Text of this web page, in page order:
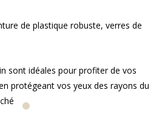
de plastique robuste, verres de
sont idéales pour profiter de vos
protégeant vos yeux des rayons du